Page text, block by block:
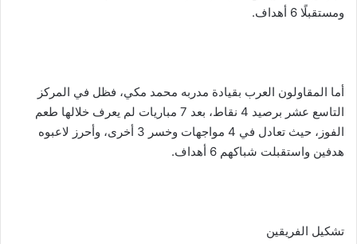
ومستقبلًا 6 أهداف.
أما المقاولون العرب بقيادة مدربه محمد مكي، فظل في المركز
التاسع عشر برصيد 4 نقاط، بعد 7 مباريات لم يعرف خلالها طعم
الفوز، حيث تعادل في 4 مواجهات وخسر 3 أخرى، وأحرز لاعبوه
هدفين واستقبلت شباكهم 6 أهداف.
تشكيل الفريقين